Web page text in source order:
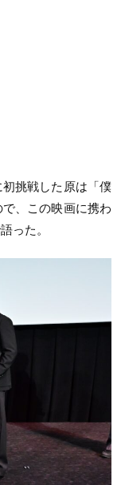
挑戦した原は「僕
、この映画に携わ
った。